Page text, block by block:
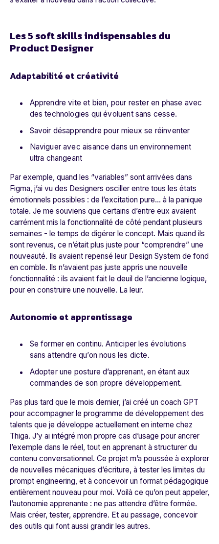
Les 5 soft skills indispensables du
Product Designer
Adaptabilité et créativité
Apprendre vite et bien, pour rester en phase avec
des technologies qui évoluent sans cesse.
Savoir désapprendre pour mieux se réinventer
Naviguer avec aisance dans un environnement
ultra changeant
Par exemple, quand les “variables” sont arrivées dans
Figma, j’ai vu des Designers osciller entre tous les états
émotionnels possibles : de l’excitation pure… à la panique
totale. Je me souviens que certains d’entre eux avaient
carrément mis la fonctionnalité de côté pendant plusieurs
semaines - le temps de digérer le concept. Mais quand ils
sont revenus, ce n’était plus juste pour “comprendre” une
nouveauté. Ils avaient repensé leur Design System de fond
en comble. Ils n’avaient pas juste appris une nouvelle
fonctionnalité : ils avaient fait le deuil de l’ancienne logique,
pour en construire une nouvelle. La leur.
Autonomie et apprentissage
Se former en continu. Anticiper les évolutions
sans attendre qu’on nous les dicte.
Adopter une posture d’apprenant, en étant aux
commandes de son propre développement.
Pas plus tard que le mois dernier, j’ai créé un coach GPT
pour accompagner le programme de développement des
talents que je développe actuellement en interne chez
Thiga. J’y ai intégré mon propre cas d’usage pour ancrer
l’exemple dans le réel, tout en apprenant à structurer du
contenu conversationnel. Ce projet m’a poussée à explorer
de nouvelles mécaniques d’écriture, à tester les limites du
prompt engineering, et à concevoir un format pédagogique
entièrement nouveau pour moi. Voilà ce qu’on peut appeler,
l’autonomie apprenante : ne pas attendre d’être formée.
Mais créer, tester, apprendre. Et au passage, concevoir
des outils qui font aussi grandir les autres.